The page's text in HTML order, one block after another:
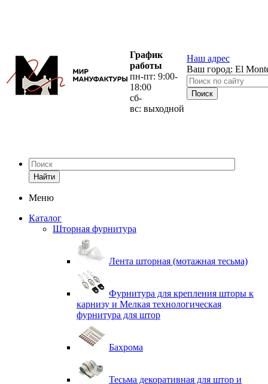
График
работы
пн-пт: 9:00-
18:00
сб-
вс: выходной
Наш адрес
Ваш город: El
Найти
Меню
Каталог
Шторная фурнитура
Лента шторная (мотажная тесьма)
Фурнитура для крепления шторы к
карнизу и Мелкая технологическая
фурнитура для штор
Бахрома
Тесьма декоративная для штор и